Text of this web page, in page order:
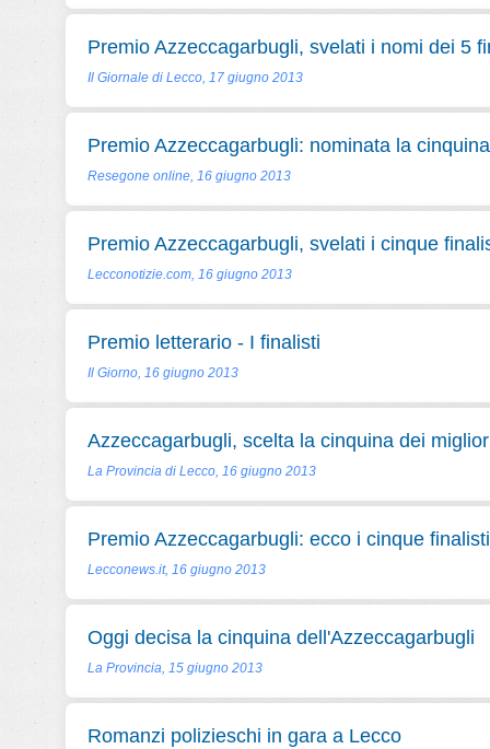
Premio Azzeccagarbugli, svelati i nomi dei 5
Il Giornale di Lecco, 17 giugno 2013
Premio Azzeccagarbugli: nominata la
Resegone online, 16 giugno 2013
Premio Azzeccagarbugli, svelati i cinque
Lecconotizie.com, 16 giugno 2013
Premio letterario - I finalisti
Il Giorno, 16 giugno 2013
Azzeccagarbugli, scelta la cinquina dei
La Provincia di Lecco, 16 giugno 2013
Premio Azzeccagarbugli: ecco i cinque finalisti
Lecconews.it, 16 giugno 2013
Oggi decisa la cinquina dell'Azzeccagarbugli
La Provincia, 15 giugno 2013
Romanzi polizieschi in gara a Lecco